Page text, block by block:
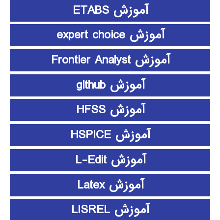
آموزش ETABS
آموزش expert choice
آموزش Frontier Analyst
آموزش github
آموزش HFSS
آموزش HSPICE
آموزش L-Edit
آموزش Latex
آموزش LISREL